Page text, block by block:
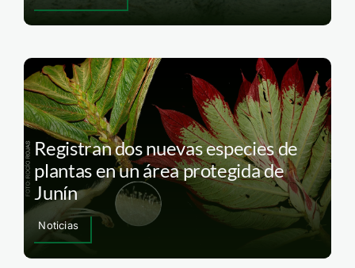
Registran dos nuevas especies de
plantas en un área protegida de
Junín
Noticias